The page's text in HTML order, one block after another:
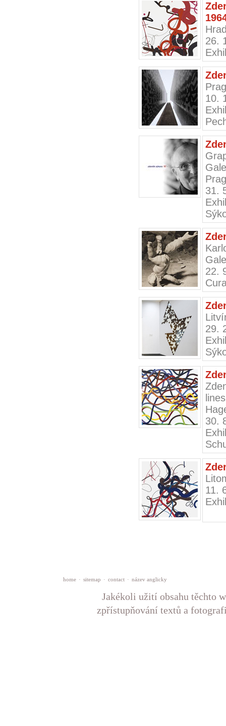
26.
10.
31.
22.
29.
lines
30.
11.
home · sitemap · contact · název anglicky
Jakékoli užití obsahu těchto
zpřístupňování textů a